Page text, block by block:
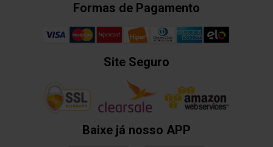
Formas de Pagamento
Site Seguro
Baixe já nosso APP